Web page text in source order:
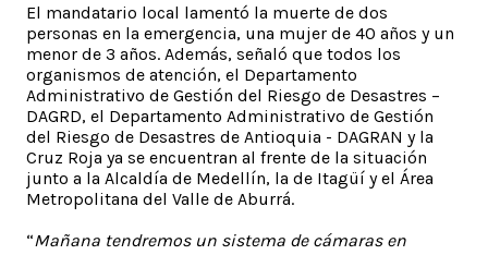
El mandatario local lamentó la muerte de dos
personas en la emergencia, una mujer de 40 años y un
menor de 3 años. Además, señaló que todos los
organismos de atención, el Departamento
Administrativo de Gestión del Riesgo de Desastres –
DAGRD, el Departamento Administrativo de Gestión
del Riesgo de Desastres de Antioquia - DAGRAN y la
Cruz Roja ya se encuentran al frente de la situación
junto a la Alcaldía de Medellín, la de Itagüí y el Área
Metropolitana del Valle de Aburrá.
“Mañana tendremos un sistema de cámaras en